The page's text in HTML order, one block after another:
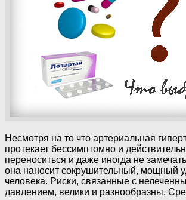
Несмотря на то что артериальная
протекает бессимптомно и
переноситься и даже иногда не
она наносит сокрушительный, мощный
человека. Риски, связанные с
давлением, велики и разнообразны.